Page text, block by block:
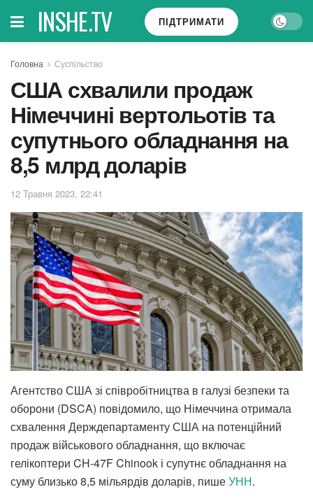
INSHE.TV ПІДТРИМАТИ
Головна Суспільство
США схвалили продаж
Німеччині вертольотів та
супутнього обладнання на
8,5 млрд доларів
12 Травня 2023, 22:41
Агентство США зі співробітництва в галузі безпеки та
оборони (DSCA) повідомило, що Німеччина отримала
схвалення Держдепартаменту США на потенційний
продаж військового обладнання, що включає
гелікоптери CH-47F Chinook і супутнє обладнання на
суму близько 8,5 мільярдів доларів, пишеУНН.